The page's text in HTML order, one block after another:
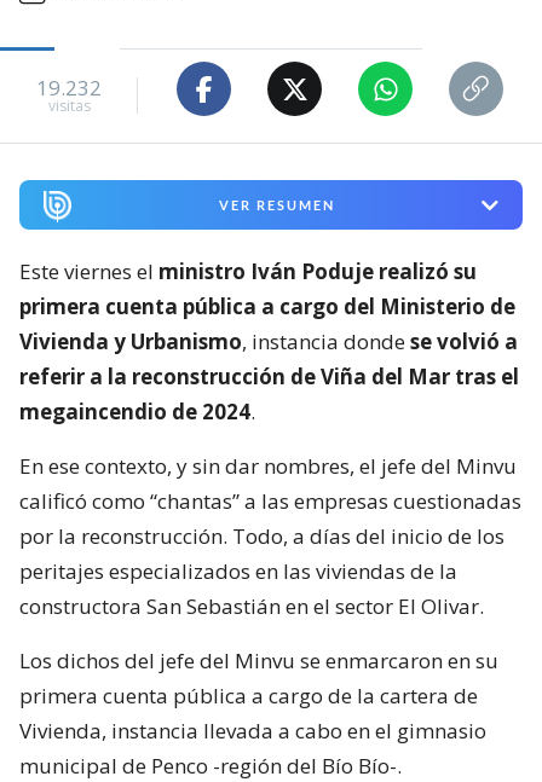
19.232
visitas
VER RESUMEN
Este viernes el ministro Iván Poduje realizó su
primera cuenta pública a cargo del Ministerio de
Vivienda y Urbanismo, instancia dondese volvió a
referir a la reconstrucción de Viña del Mar tras el
megaincendio de 2024.
En ese contexto, y sin dar nombres, el jefe del Minvu
calificó como “chantas” a las empresas cuestionadas
por la reconstrucción. Todo, a días del inicio de los
peritajes especializados en las viviendas de la
constructora San Sebastián en el sector El Olivar.
Los dichos del jefe del Minvu se enmarcaron en su
primera cuenta pública a cargo de la cartera de
Vivienda, instancia llevada a cabo en el gimnasio
municipal de Penco -región del Bío Bío-.